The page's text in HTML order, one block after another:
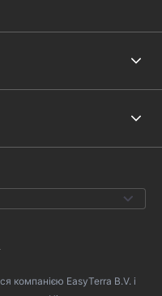
компанією EasyTerra B.V. і